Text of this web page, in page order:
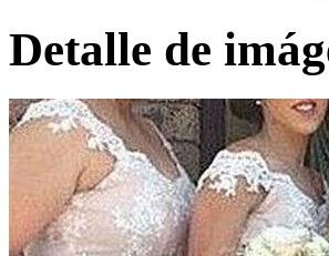
Detalle de